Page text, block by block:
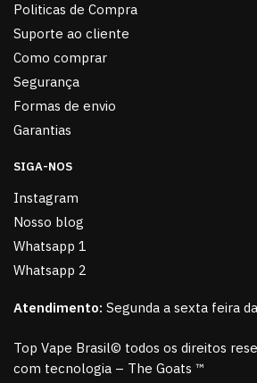
Politicas de Compra
Suporte ao cliente
Como comprar
Segurança
Formas de envio
Garantias
SIGA-NOS
Instagram
Nosso blog
Whatsapp 1
Whatsapp 2
Atendimento: Segunda a sexta feira
Top Vape Brasil© todos os direitos
com tecnologia – The Goats ™